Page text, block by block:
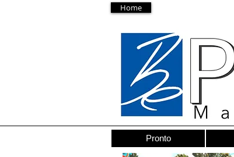
Home
Pronto